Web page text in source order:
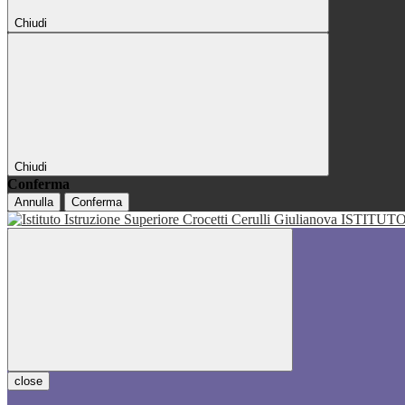
Chiudi
Chiudi
Conferma
Annulla Conferma
close